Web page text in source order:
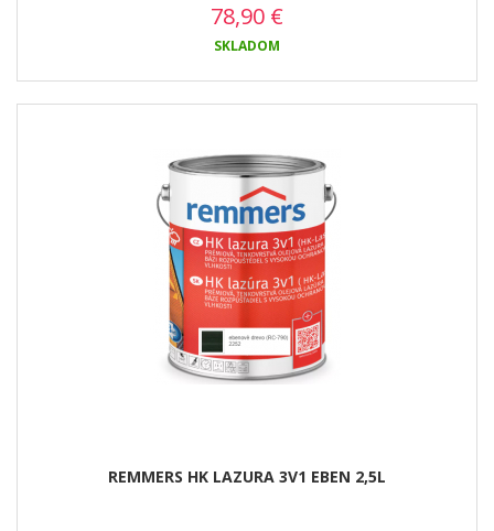
78,90 €
SKLADOM
REMMERS HK LAZURA 3V1 EBEN 2,5L